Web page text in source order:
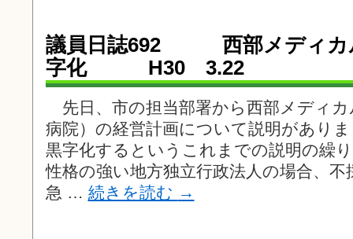
議員日誌692 西部メディカ
字化 H30 3.22
先日、市の担当部署から西部メディカ
病院）の経営計画について説明があり
黒字化するというこれまでの説明の繰
性格の強い地方独立行政法人の場合、不
急 … 続きを読む →